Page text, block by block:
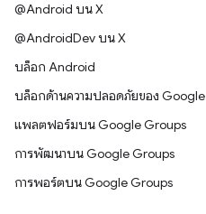
@Android บน X
@AndroidDev บน X
บล็อก Android
บล็อกด้านความปลอดภัยของ Google
แพลตฟอร์มบน Google Groups
การพัฒนาบน Google Groups
การพอร์ตบน Google Groups